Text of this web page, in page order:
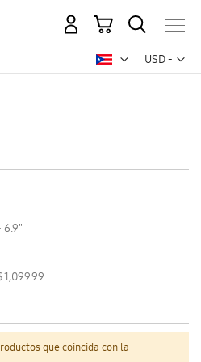
USD -
dólar
Mi carrito
que coincida con la
1,099.99